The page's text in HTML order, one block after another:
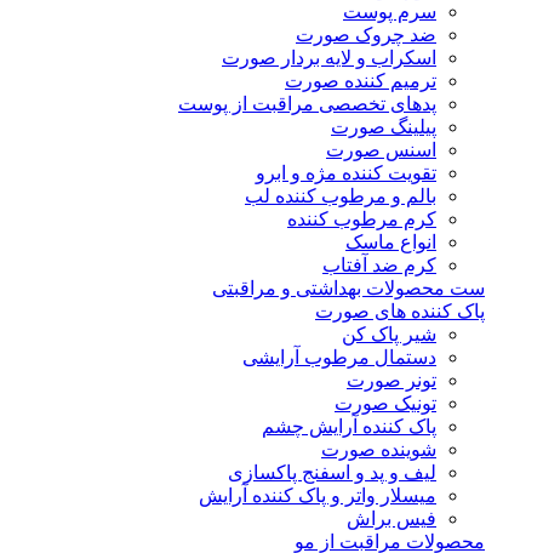
سرم پوست
ضد چروک صورت
اسکراب و لایه بردار صورت
ترمیم کننده صورت
پدهای تخصصی مراقبت از پوست
پیلینگ صورت
اسنس صورت
تقویت کننده مژه و ابرو
بالم و مرطوب کننده لب
کرم مرطوب کننده
انواع ماسک
کرم ضد آفتاب
ست محصولات بهداشتی و مراقبتی
پاک کننده های صورت
شیر پاک کن
دستمال مرطوب آرایشی
تونر صورت
تونیک صورت
پاک کننده آرایش چشم
شوینده صورت
لیف و پد و اسفنج پاکسازی
میسلار واتر و پاک کننده آرایش
فیس براش
محصولات مراقبت از مو